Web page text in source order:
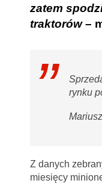
zatem
traktorów–
rynku
Z danych
miesięcy